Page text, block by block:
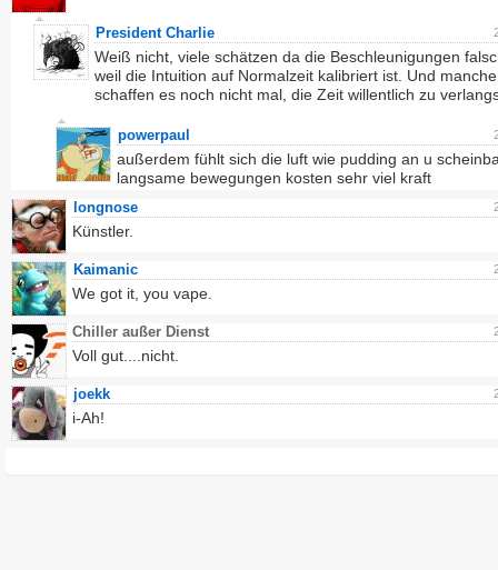
President Charlie
Weiß nicht, viele schätzen da die Beschleunigungen
weil die Intuition auf Normalzeit kalibriert ist. Und manche
schaffen es noch nicht mal, die Zeit willentlich zu
powerpaul
außerdem fühlt sich die luft wie pudding an u
langsame bewegungen kosten sehr viel kraft
longnose
Künstler.
Kaimanic
We got it, you vape.
Chiller außer Dienst
Voll gut....nicht.
joekk
i-Ah!